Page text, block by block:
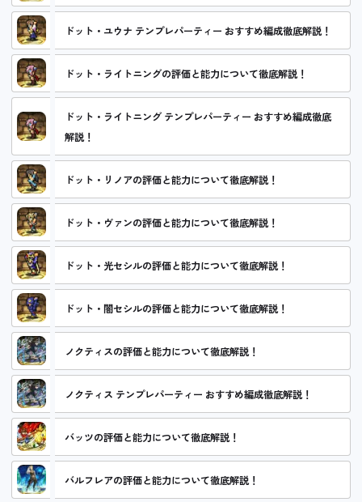
ドット・ユウナ テンプレパーティー おすすめ編成徹底解説！
ドット・ライトニングの評価と能力について徹底解説！
ドット・ライトニング テンプレパーティー おすすめ編成徹底
解説！
ドット・リノアの評価と能力について徹底解説！
ドット・ヴァンの評価と能力について徹底解説！
ドット・光セシルの評価と能力について徹底解説！
ドット・闇セシルの評価と能力について徹底解説！
ノクティスの評価と能力について徹底解説！
ノクティス テンプレパーティー おすすめ編成徹底解説！
バッツの評価と能力について徹底解説！
バルフレアの評価と能力について徹底解説！